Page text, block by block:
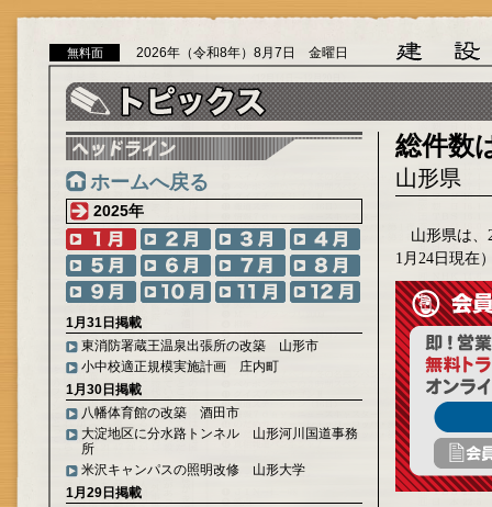
無料面 2026年（令和8年）8月7日 金曜日
ホームへ戻る
2025年
1月31日掲載
東消防署蔵王温泉出張所の改築 山形市
小中校適正規模実施計画 庄内町
1月30日掲載
八幡体育館の改築 酒田市
大淀地区に分水路トンネル 山形河川国道事務
所
米沢キャンパスの照明改修 山形大学
1月29日掲載
総件数
山形県
山形県は、
1月24日現在